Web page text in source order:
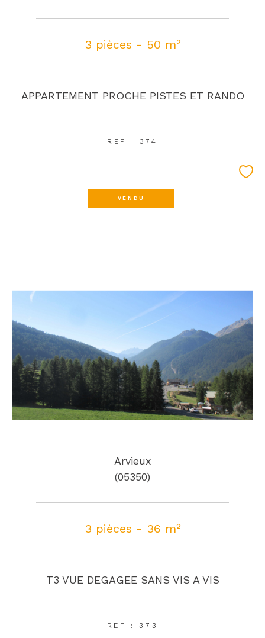
3 pièces - 50 m²
APPARTEMENT PROCHE PISTES ET RANDO
REF : 374
VENDU
Arvieux
(05350)
3 pièces - 36 m²
T3 VUE DEGAGEE SANS VIS A VIS
REF : 373